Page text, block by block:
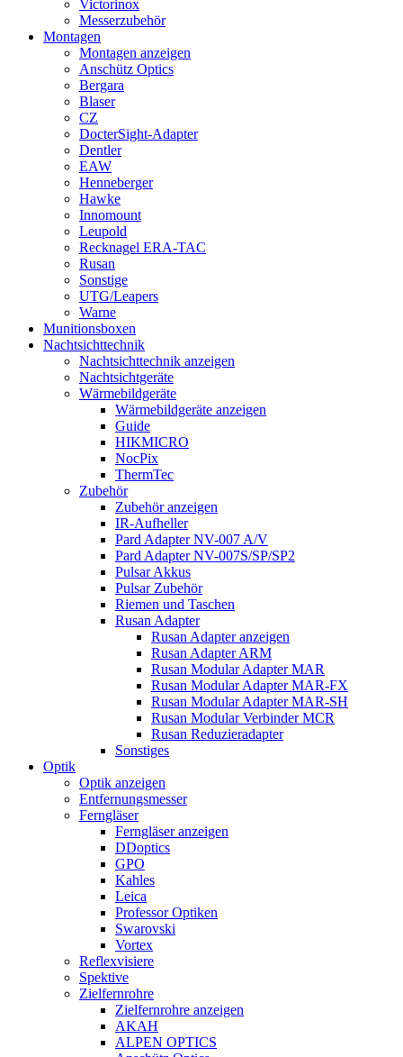
Victorinox
Messerzubehör
Montagen
Montagen anzeigen
Anschütz Optics
Bergara
Blaser
CZ
DocterSight-Adapter
Dentler
EAW
Henneberger
Hawke
Innomount
Leupold
Recknagel ERA-TAC
Rusan
Sonstige
UTG/Leapers
Warne
Munitionsboxen
Nachtsichttechnik
Nachtsichttechnik anzeigen
Nachtsichtgeräte
Wärmebildgeräte
Wärmebildgeräte anzeigen
Guide
HIKMICRO
NocPix
ThermTec
Zubehör
Zubehör anzeigen
IR-Aufheller
Pard Adapter NV-007 A/V
Pard Adapter NV-007S/SP/SP2
Pulsar Akkus
Pulsar Zubehör
Riemen und Taschen
Rusan Adapter
Rusan Adapter anzeigen
Rusan Adapter ARM
Rusan Modular Adapter MAR
Rusan Modular Adapter MAR-FX
Rusan Modular Adapter MAR-SH
Rusan Modular Verbinder MCR
Rusan Reduzieradapter
Sonstiges
Optik
Optik anzeigen
Entfernungsmesser
Ferngläser
Ferngläser anzeigen
DDoptics
GPO
Kahles
Leica
Professor Optiken
Swarovski
Vortex
Reflexvisiere
Spektive
Zielfernrohre
Zielfernrohre anzeigen
AKAH
ALPEN OPTICS